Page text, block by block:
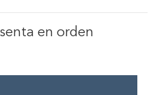
en orden